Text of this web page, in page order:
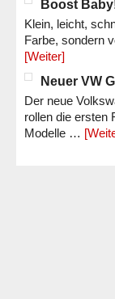
Boost
Klein, leicht,
Farbe, sondern
[Weiter]
Neuer VW
Der neue
rollen die ersten
Modelle …